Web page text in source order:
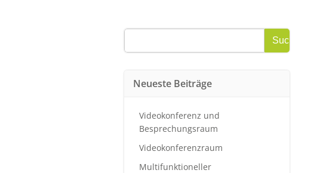
Suchen Suchen
Neueste Beiträge
Videokonferenz und
Besprechungsraum
Videokonferenzraum
Multifunktioneller